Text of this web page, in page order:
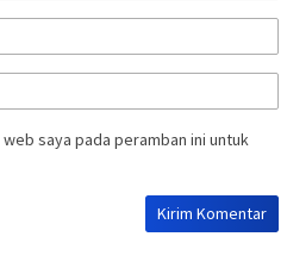
saya pada peramban ini untuk